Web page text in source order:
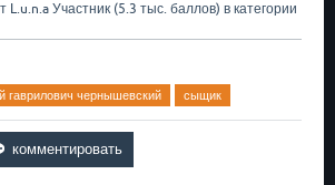
L.u.n.a Участник (5.3 тыс. баллов) в категории
гаврилович чернышевский сыщик